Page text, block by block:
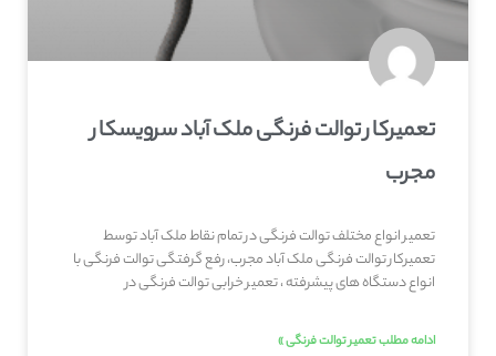
تعمیرکار توالت فرنگی ملک آباد سرویسکار
مجرب
تعمیر انواع مختلف توالت فرنگی در تمام نقاط ملک آباد توسط
تعمیرکار توالت فرنگی ملک آباد مجرب، رفع گرفتگی توالت فرنگی با
انواع دستگاه های پیشرفته ، تعمیر خرابی توالت فرنگی در
ادامه مطلب تعمیر توالت فرنگی »